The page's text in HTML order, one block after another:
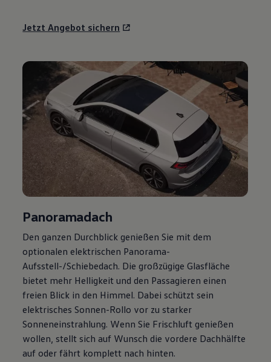
Jetzt Angebot sichern
Panoramadach
Den ganzen Durchblick genießen Sie mit dem
optionalen elektrischen Panorama-
Aufsstell-/Schiebedach. Die großzügige Glasfläche
bietet mehr Helligkeit und den Passagieren einen
freien Blick in den Himmel. Dabei schützt sein
elektrisches Sonnen-Rollo vor zu starker
Sonneneinstrahlung. Wenn Sie Frischluft genießen
wollen, stellt sich auf Wunsch die vordere Dachhälfte
auf oder fährt komplett nach hinten.